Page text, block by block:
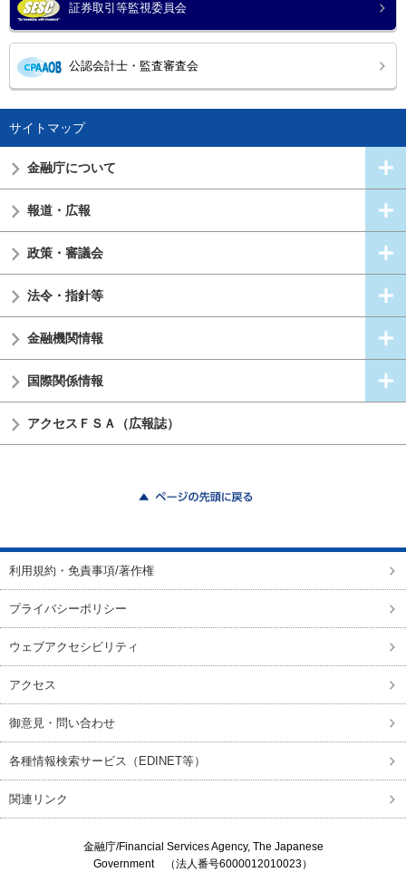
証券取引等監視委員会
公認会計士・監査審査会
サイトマップ
金融庁について
報道・広報
政策・審議会
法令・指針等
金融機関情報
国際関係情報
アクセスＦＳＡ（広報誌）
利用規約・免責事項/著作権
プライバシーポリシー
ウェブアクセシビリティ
アクセス
御意見・問い合わせ
各種情報検索サービス（EDINET等）
関連リンク
金融庁/Financial Services Agency, The Japanese
Government（法人番号6000012010023）